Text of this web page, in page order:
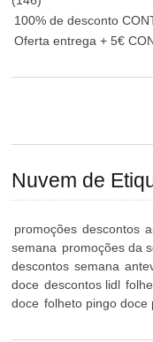
100% de desconto
Oferta entrega + 5€
Nuvem de
promoções descontos
semana promoções da
descontos semana
doce descontos lidl
doce folheto pingo doce